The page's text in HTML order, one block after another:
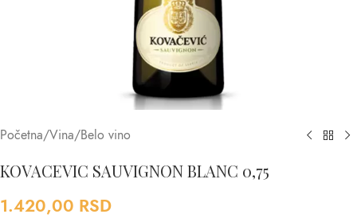
Početna/Vina/Belo vino
KOVACEVIC SAUVIGNON BLANC 0,75
1.420,00 RSD